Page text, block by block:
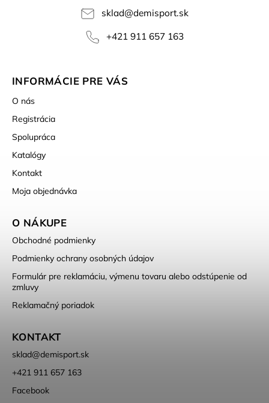
sklad@demisport.sk
+421 911 657 163
INFORMÁCIE PRE VÁS
O nás
Registrácia
Spolupráca
Katalógy
Kontakt
Moja objednávka
O NÁKUPE
Obchodné podmienky
Podmienky ochrany osobných údajov
Formulár pre reklamáciu, výmenu tovaru alebo odstúpenie od
zmluvy
Reklamačný poriadok
KONTAKT
sklad@demisport.sk
+421 911 657 163
Facebook